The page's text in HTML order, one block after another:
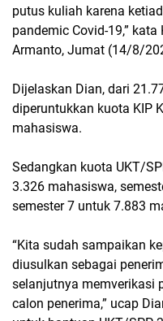
putus kuliah karena
pandemic Covid-19,”
Armanto, Jumat (14/8/
Dijelaskan Dian, dari
diperuntukkan kuota KIP
mahasiswa.
Sedangkan kuota UKT/
3.326 mahasiswa,
semester 7 untuk 7.883
“Kita sudah sampaikan
diusulkan sebagai
selanjutnya memverikasi
calon penerima,” ucap